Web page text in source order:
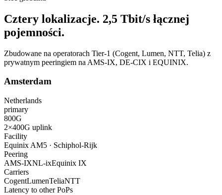
Cztery lokalizacje. 2,5 Tbit/s łącznej
pojemności.
Zbudowane na operatorach Tier-1 (Cogent, Lumen, NTT, Telia) z
prywatnym peeringiem na AMS-IX, DE-CIX i EQUINIX.
Amsterdam
Netherlands
primary
800G
2×400G uplink
Facility
Equinix AM5 · Schiphol-Rijk
Peering
AMS-IXNL-ixEquinix IX
Carriers
CogentLumenTeliaNTT
Latency to other PoPs